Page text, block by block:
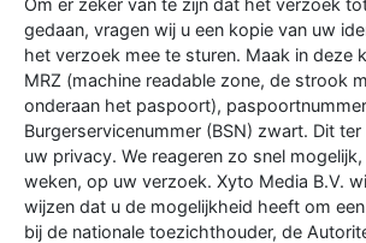
gedaan, vragen wij u een kopie van uw
het verzoek mee te sturen. Maak in deze
MRZ (machine readable zone, de strook
onderaan het paspoort),
Burgerservicenummer (BSN) zwart. Dit
uw privacy. We reageren zo snel
weken, op uw verzoek. Xyto Media B.V.
wijzen dat u de mogelijkheid heeft om
bij de nationale toezichthouder, de